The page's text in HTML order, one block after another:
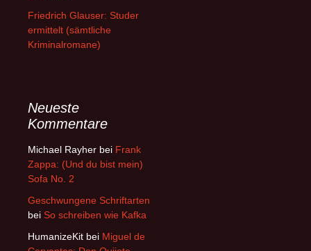
Friedrich Glauser: Studer
ermittelt (sämtliche
Kriminalromane)
Neueste
Kommentare
Michael Rayher bei Frank
Zappa: (Und du bist mein)
Sofa No. 2
Geschwungene Schriftarten
bei So schreiben wie Kafka
HumanizeKit bei Miguel de